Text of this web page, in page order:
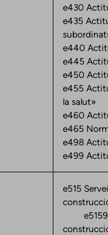
e430
e435
e440
e445
e450
e455
la salut»
e460
e465
e498
e499
e515
e5159